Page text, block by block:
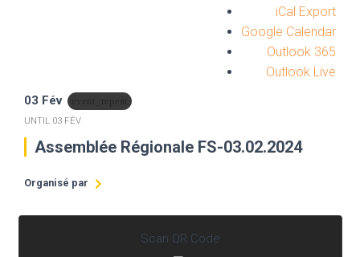
iCal Export
Google Calendar
Outlook 365
Outlook Live
03 Fév
UNTIL 03 FÉV
Assemblée Régionale FS-03.02.2024
Organisé par
Scan QR Code